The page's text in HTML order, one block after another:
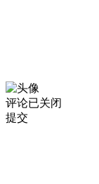
评论已关闭
提交